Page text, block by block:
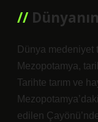
Dünya medeniyet
Mezopotamya,
Tarihte tarım ve
edilen